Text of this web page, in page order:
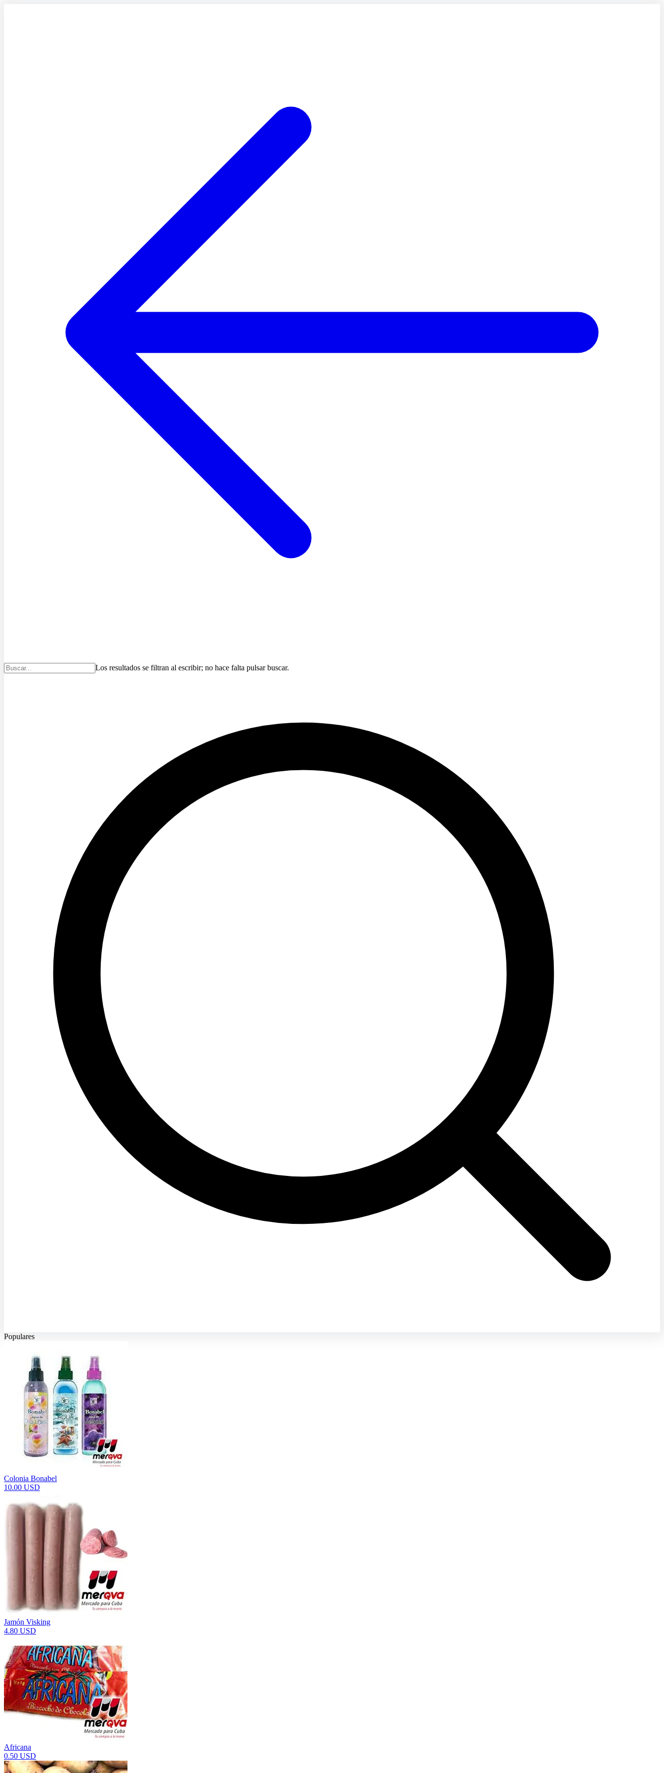
Los resultados se filtran al escribir; no hace falta pulsar buscar.
Populares
Colonia Bonabel
10.00 USD
Jamón Visking
4.80 USD
Africana
0.50 USD